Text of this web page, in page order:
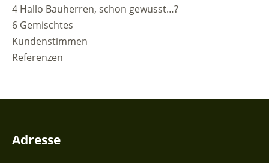
4 Hallo Bauherren, schon gewusst…?
6 Gemischtes
Kundenstimmen
Referenzen
Adresse